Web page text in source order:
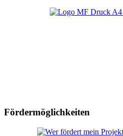
Fördermöglichkeiten